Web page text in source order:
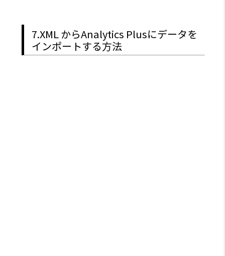
7.XML からAnalytics Plusにデータを
インポートする方法